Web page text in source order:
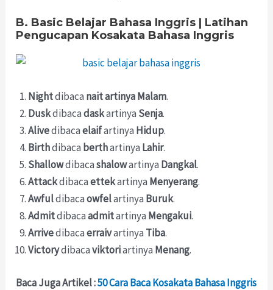
B. Basic Belajar Bahasa Inggris | Latihan
Pengucapan Kosakata Bahasa Inggris
Nightdibaca naitartinyaMalam.
Duskdibacadaskartinya Senja.
Alivedibacaelaifartinya Hidup.
Birthdibaca berthartinya Lahir.
Shallowdibacashalowartinya Dangkal.
Attackdibacaettekartinya Menyerang.
Awfuldibacaowfelartinya Buruk.
Admitdibacaadmitartinya Mengakui.
Arrivedibacaerraivartinya Tiba.
Victorydibacaviktoriartinya Menang.
Baca Juga Artikel :50 Cara Baca Kosakata Bahasa Inggris